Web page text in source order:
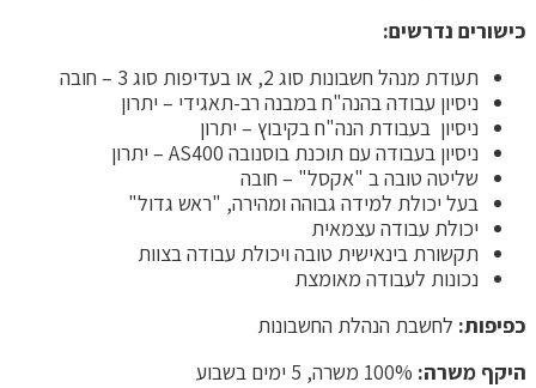
כישורים נדרשים:
תעודת מנהל חשבונות סוג 2, או בעדיפות סוג 3 – חובה
ניסיון עבודה בהנה"ח במבנה רב-תאגידי – יתרון
ניסיון בעבודת הנה"ח בקיבוץ – יתרון
ניסיון בעבודה עם תוכנת בוסנובה AS400 – יתרון
שליטה טובה ב "אקסל" – חובה
בעל יכולת למידה גבוהה ומהירה, "ראש גדול"
יכולת עבודה עצמאית
תקשורת בינאישית טובה ויכולת עבודה בצוות
נכונות לעבודה מאומצת
כפיפות: לחשבת הנהלת החשבונות
היקף משרה: